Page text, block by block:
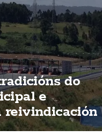
do
e
reivindicación
das peaxes